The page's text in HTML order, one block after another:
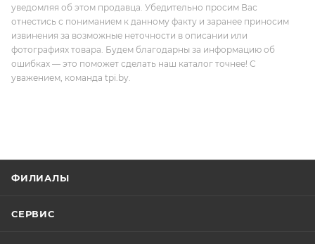
уведомляя об этом продавца. Убедительно просим Вас
отнестись с пониманием к данному факту и заранее приносим
извинения за возможные неточности в описании или
фотографиях товара. Будем благодарны за информацию об
ошибках — это поможет сделать наш каталог точнее! С
уважением, команда tpi.by.
ФИЛИАЛЫ
СЕРВИС